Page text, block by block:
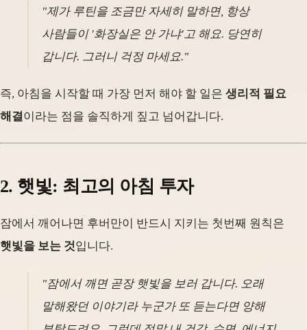
"제가 루틴을 조금만 자세히 말하면, 항상
사람들이 '화장실은 안 가냐'고 해요. 당연히
갑니다. 그러니 걱정 마세요."
즉, 아침을 시작할 때 가장 먼저 해야 할 일은 생리적 필요
해결이라는 점을 솔직하게 짚고 넘어갑니다.
2. 햇빛: 최고의 아침 투자
잠에서 깨어나면 후버만이 반드시 지키는 첫번째 원칙은
햇빛을 보는 것입니다.
"잠에서 깨면 곧장 햇빛을 보러 갑니다. 오래
말해왔던 이야기라 누군가 또 듣는다면 양해